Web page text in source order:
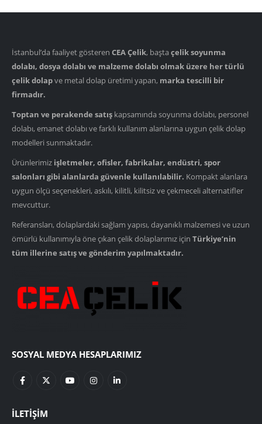
İstanbul’da faaliyet gösteren CEA Çelik, başta çelik soyunma
dolabı, dosya dolabı ve malzeme dolabı olmak üzere her türlü
çelik dolapve metal dolap üretimi yapan, marka tescilli bir
firmadır.
Toptan ve perakende satış kapsamında soyunma dolabı, personel
dolabı, emanet dolabı ve farklı kullanım alanlarına uygun çelik dolap
modelleri sunmaktadır.
Ürünlerimiz işletmeler, ofisler, fabrikalar, endüstri, spor
salonları gibi alanlarda güvenle kullanılabilir. Kompakt alanlara
uygun ölçü seçenekleri, askılı, kilitli, kilitsiz ve çekmeceli alternatifler
mevcuttur.
Referansları, dolaplardaki sağlam yapısı, dayanıklı malzemesi ve uzun
ömürlü kullanımıyla öne çıkan çelik dolaplarımız için Türkiye’nin
tüm illerine satış ve gönderim yapılmaktadır.
SOSYAL MEDYA HESAPLARIMIZ
İLETIŞIM